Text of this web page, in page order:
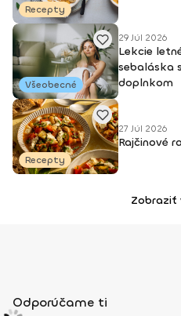
Recepty
Všeobecné
29 Júl 2026
Lekcie
sebaláska
doplnkom
Recepty
27 Júl 2026
Rajčinové
Zobraziť
Odporúčame ti